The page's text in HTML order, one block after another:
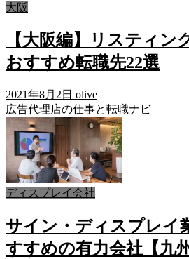
大阪
【大阪編】リスティン
おすすめ転職先22選
2021年8月2日 olive
広告代理店の仕事と転職ナビ
ディスプレイ会社
サイン・ディスプレ
すすめの有力会社【九